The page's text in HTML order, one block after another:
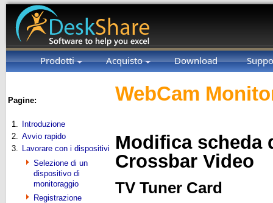
Prodotti Acquisto Download
Pagine:
1.
Introduzione
2. Avvio rapido
3. Lavorare con i dispositivi
Selezione di un
dispositivo di
monitoraggio
Registrazione
WebCam
Modifica scheda
Crossbar Video
TV Tuner Card